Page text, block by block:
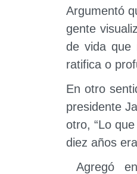
Argumentó
gente
de vida que
ratifica o
En otro
presidente
otro, “Lo
diez años
Agregó